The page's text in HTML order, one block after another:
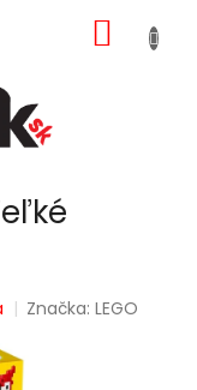
KOŠÍK
Značka:LEGO